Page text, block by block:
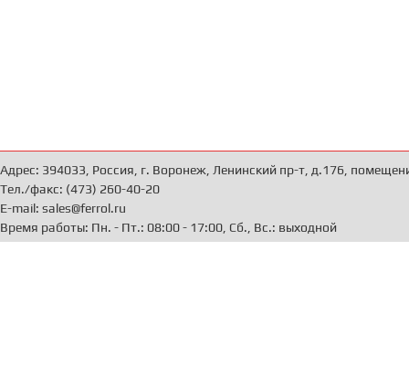
Адрес: 394033, Россия, г. Воронеж, Ленинский пр-т, д.176,
Тел./факс: (473) 260-40-20
E-mail: sales@ferrol.ru
Время работы: Пн. - Пт.: 08:00 - 17:00, Сб., Вс.: выходной